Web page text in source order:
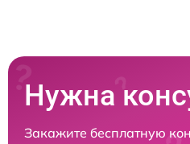
Нужна
Закажите бесплатную